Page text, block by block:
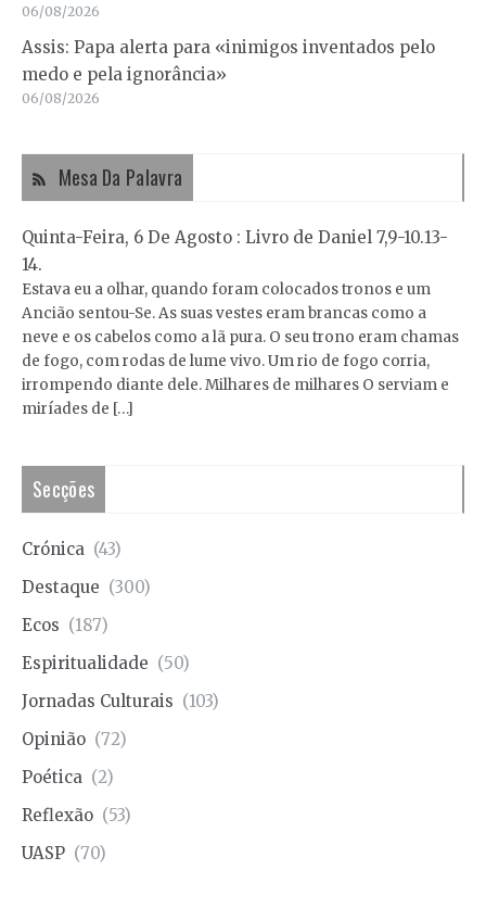
06/08/2026
Assis: Papa alerta para «inimigos inventados pelo
medo e pela ignorância»
06/08/2026
Mesa Da Palavra
Quinta-Feira, 6 De Agosto : Livro de Daniel 7,9-10.13-
14.
Estava eu a olhar, quando foram colocados tronos e um
Ancião sentou-Se. As suas vestes eram brancas como a
neve e os cabelos como a lã pura. O seu trono eram chamas
de fogo, com rodas de lume vivo. Um rio de fogo corria,
irrompendo diante dele. Milhares de milhares O serviam e
miríades de […]
Secções
Crónica (43)
Destaque (300)
Ecos (187)
Espiritualidade (50)
Jornadas Culturais (103)
Opinião (72)
Poética (2)
Reflexão (53)
UASP (70)